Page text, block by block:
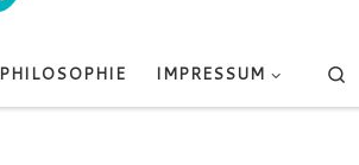
PHILOSOPHIE IMPRESSUM